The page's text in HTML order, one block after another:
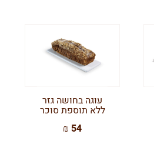
עוגה בחושה גזר
ללא תוספת סוכר
54 ₪